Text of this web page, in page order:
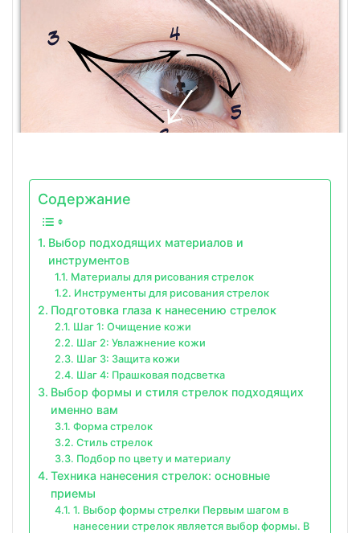
Содержание
Выбор подходящих материалов и
инструментов
Материалы для рисования стрелок
Инструменты для рисования стрелок
Подготовка глаза к нанесению стрелок
Шаг 1: Очищение кожи
Шаг 2: Увлажнение кожи
Шаг 3: Защита кожи
Шаг 4: Прашковая подсветка
Выбор формы и стиля стрелок подходящих
именно вам
Форма стрелок
Стиль стрелок
Подбор по цвету и материалу
Техника нанесения стрелок: основные
приемы
1. Выбор формы стрелки Первым шагом в
нанесении стрелок является выбор формы. В